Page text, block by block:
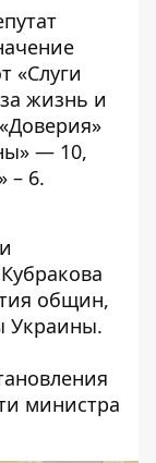
«Слуги
жизнь и
— 10,
– 6.
общин,
Украины.
министра